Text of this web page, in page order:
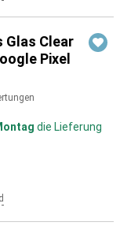
Clear
Pixel
die Lieferung